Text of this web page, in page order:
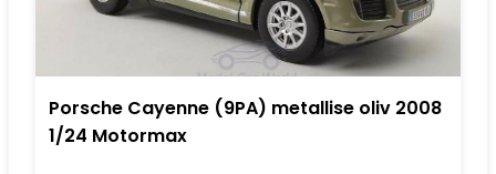
Porsche Cayenne (9PA) metallise oliv 2008
1/24 Motormax